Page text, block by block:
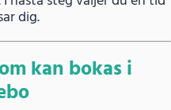
dig.
kan bokas i